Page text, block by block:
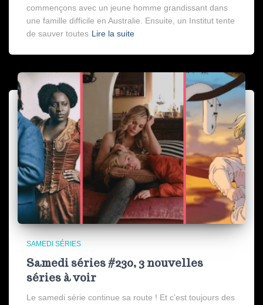
commençons avec un jeune homme grandissant dans
une famille difficile en Australie. Ensuite, un Institut tente
de sauver toutes Lire la suite
SAMEDI SÉRIES
Samedi séries #230, 3 nouvelles
séries à voir
Le samedi série continue sa route ! Et c’est toujours des